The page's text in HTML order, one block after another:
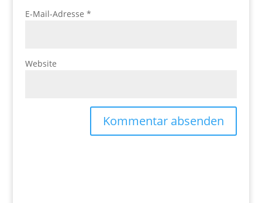
E-Mail-Adresse *
Website